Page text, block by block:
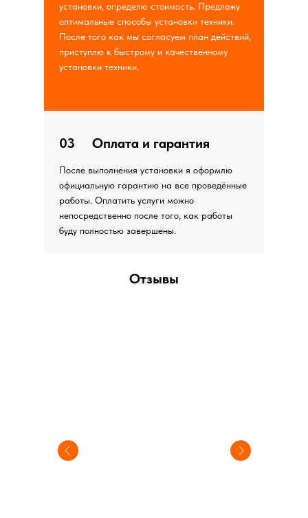
установки, определю стоимость. Предложу
оптимальные способы установки техники.
После того как мы согласуем план действий,
приступлю к быстрому и качественному
установки техники.
Оплата и гарантия
После выполнения установки я оформлю
официальную гарантию на все проведённые
работы. Оплатить услуги можно
непосредственно после того, как работы
буду полностью завершены.
03
Отзывы